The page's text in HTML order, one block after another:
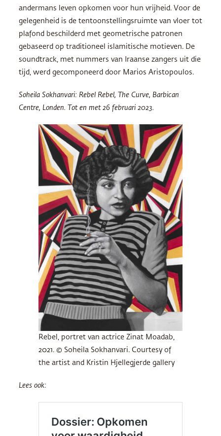
andermans leven opkomen voor hun vrijheid. Voor de
gelegenheid is de tentoonstellingsruimte van vloer tot
plafond beschilderd met geometrische patronen
gebaseerd op traditioneel islamitische motieven. De
soundtrack, met nummers van Iraanse zangers uit die
tijd, werd gecomponeerd door Marios Aristopoulos.
Soheila Sokhanvari: Rebel Rebel, The Curve, Barbican
Centre, Londen. Tot en met 26 februari 2023.
Rebel, portret van actrice Zinat Moadab,
2021. © Soheila Sokhanvari. Courtesy of
the artist and Kristin Hjellegjerde gallery
Lees ook: